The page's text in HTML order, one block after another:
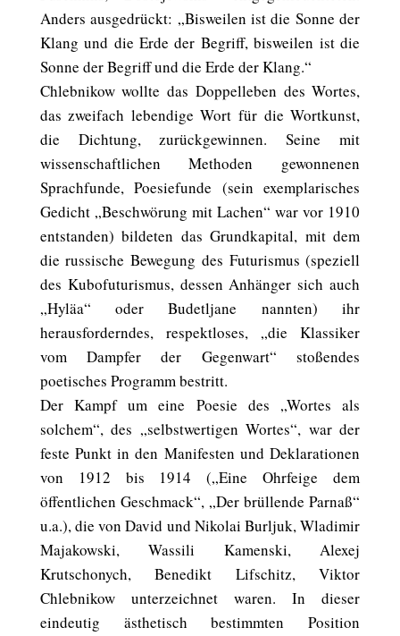
Anders ausgedrückt: „Bisweilen ist die Sonne der
Klang und die Erde der Begriff, bisweilen ist die
Sonne der Begriff und die Erde der Klang.“
Chlebnikow wollte das Doppelleben des Wortes,
das zweifach lebendige Wort für die Wortkunst,
die Dichtung, zurückgewinnen. Seine mit
wissenschaftlichen Methoden gewonnenen
Sprachfunde, Poesiefunde (sein exemplarisches
Gedicht „Beschwörung mit Lachen“ war vor 1910
entstanden) bildeten das Grundkapital, mit dem
die russische Bewegung des Futurismus (speziell
des Kubofuturismus, dessen Anhänger sich auch
„Hyläa“ oder Budetljane nannten) ihr
herausforderndes, respektloses, „die Klassiker
vom Dampfer der Gegenwart“ stoßendes
poetisches Programm bestritt.
Der Kampf um eine Poesie des „Wortes als
solchem“, des „selbstwertigen Wortes“, war der
feste Punkt in den Manifesten und Deklarationen
von 1912 bis 1914 („Eine Ohrfeige dem
öffentlichen Geschmack“, „Der brüllende Parnaß“
u.a.), die von David und Nikolai Burljuk, Wladimir
Majakowski, Wassili Kamenski, Alexej
Krutschonych, Benedikt Lifschitz, Viktor
Chlebnikow unterzeichnet waren. In dieser
eindeutig ästhetisch bestimmten Position